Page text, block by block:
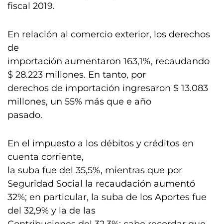
fiscal 2019.
En relación al comercio exterior, los derechos
de
importación aumentaron 163,1%, recaudando
$ 28.223 millones. En tanto, por
derechos de importación ingresaron $ 13.083
millones, un 55% más que e año
pasado.
En el impuesto a los débitos y créditos en
cuenta corriente,
la suba fue del 35,5%, mientras que por
Seguridad Social la recaudación aumentó
32%; en particular, la suba de los Aportes fue
del 32,9% y la de las